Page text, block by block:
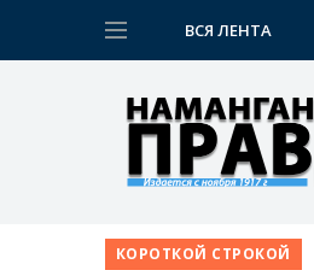
ВСЯ ЛЕНТА
КОРОТКОЙ СТРОКОЙ